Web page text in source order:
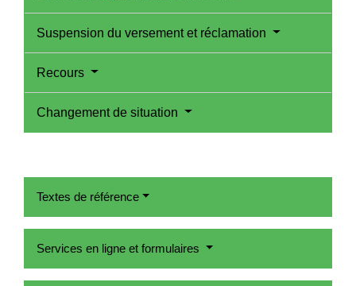
Suspension du versement et réclamation
Recours
Changement de situation
Textes de référence
Services en ligne et formulaires